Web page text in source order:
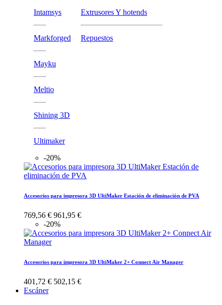
Intamsys
Markforged
Mayku
Meltio
Shining 3D
Ultimaker
Extrusores Y hotends
Repuestos
-20%
Accesorios para impresora 3D UltiMaker Estación de eliminación de PVA
769,56 € 961,95 €
-20%
Accesorios para impresora 3D UltiMaker 2+ Connect Air Manager
401,72 € 502,15 €
Escáner